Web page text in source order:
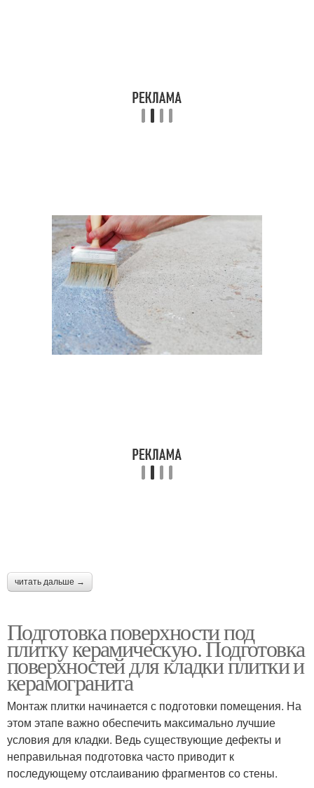
керамической плитки
Требования к
поверхности
Ровная поверхность
читать дальше →
Подготовка поверхности под
плитку керамическую. Подготовка
поверхностей для кладки плитки и
керамогранита
Монтаж плитки начинается с подготовки помещения. На
этом этапе важно обеспечить максимально лучшие
условия для кладки. Ведь существующие дефекты и
неправильная подготовка часто приводит к
последующему отслаиванию фрагментов со стены.